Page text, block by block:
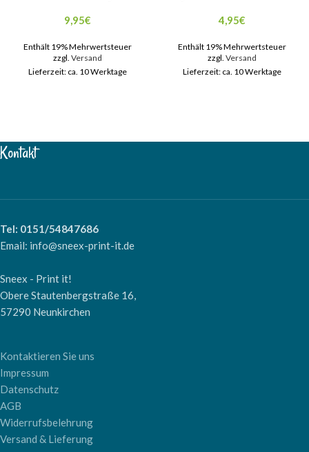
9,95€
Enthält 19% Mehrwertsteuer
zzgl. Versand
Lieferzeit: ca. 10 Werktage
4,95€
Enthält 19% Mehrwertsteuer
zzgl. Versand
Lieferzeit: ca. 10 Werktage
Kontakt
Tel: 0151/54847686
Email: info@sneex-print-it.de
Sneex - Print it!
Obere Stautenbergstraße 16,
57290 Neunkirchen
Kontaktieren Sie uns
Impressum
Datenschutz
AGB
Widerrufsbelehrung
Versand & Lieferung